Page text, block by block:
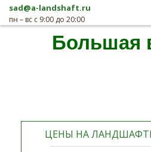
sad@a-landshaft.ru
пн – вс с 9:00 до 20:00
ЦЕНЫ НА
Большая